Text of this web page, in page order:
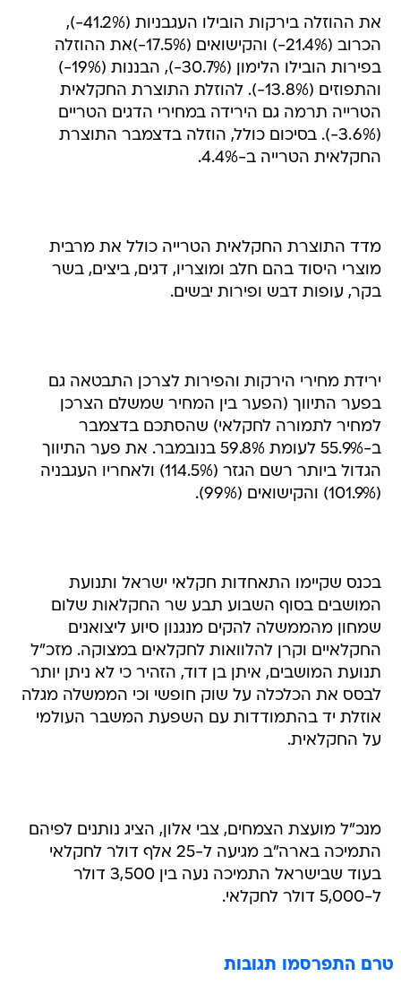
את ההוזלה בירקות הובילו העגבניות (41.2%-),
הכרוב (21.4%-) והקישואים (17.5%-)את ההוזלה
בפירות הובילו הלימון (30.7%-), הבננות (19%-)
והתפוזים (13.8%-). להוזלת התוצרת החקלאית
הטרייה תרמה גם הירידה במחירי הדגים הטריים
(3.6%-). בסיכום כולל, הוזלה בדצמבר התוצרת
החקלאית הטרייה ב-4.4%.
מדד התוצרת החקלאית הטרייה כולל את מרבית
מוצרי היסוד בהם חלב ומוצריו, דגים, ביצים, בשר
בקר, עופות דבש ופירות יבשים.
ירידת מחירי הירקות והפירות לצרכן התבטאה גם
בפער התיווך (הפער בין המחיר שמשלם הצרכן
למחיר לתמורה לחקלאי) שהסתכם בדצמבר
ב-55.9% לעומת 59.8% בנובמבר. את פער התיווך
הגדול ביותר רשם הגזר (114.5%) ולאחריו העגבניה
(101.9%) והקישואים (99%).
בכנס שקיימו התאחדות חקלאי ישראל ותנועת
המושבים בסוף השבוע תבע שר החקלאות שלום
שמחון מהממשלה להקים מנגנון סיוע ליצואנים
החקלאיים וקרן להלוואות לחקלאים במצוקה. מזכ"ל
תנועת המושבים, איתן בן דוד, הזהיר כי לא ניתן יותר
לבסס את הכלכלה על שוק חופשי וכי הממשלה מגלה
אוזלת יד בהתמודדות עם השפעת המשבר העולמי
על החקלאית.
מנכ"ל מועצת הצמחים, צבי אלון, הציג נותנים לפיהם
התמיכה בארה"ב מגיעה ל-25 אלף דולר לחקלאי
בעוד שבישראל התמיכה נעה בין 3,500 דולר
ל-5,000 דולר לחקלאי.
טרם התפרסמו תגובות